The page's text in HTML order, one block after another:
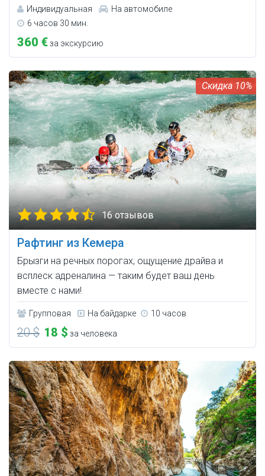
Индивидуальная
На автомобиле
6 часов 30 мин.
360 €за экскурсию
10%
16 отзывов
Рафтинг из Кемера
Брызги на речных порогах, ощущение драйва и
всплеск адреналина — таким будет ваш день
вместе с нами!
Групповая На байдарке 10 часов
20 $ 18 $ за человека